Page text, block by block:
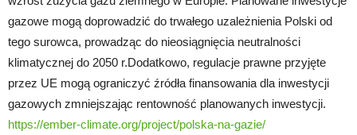
gazowe mogą doprowadzić do trwałego uzależnienia Polski od
tego surowca, prowadząc do nieosiągnięcia neutralności
klimatycznej do 2050 r.Dodatkowo, regulacje prawne przyjęte
przez UE mogą ograniczyć źródła finansowania dla inwestycji
gazowych zmniejszając rentowność planowanych inwestycji.
https://ember-climate.org/project/polska-na-gazie/